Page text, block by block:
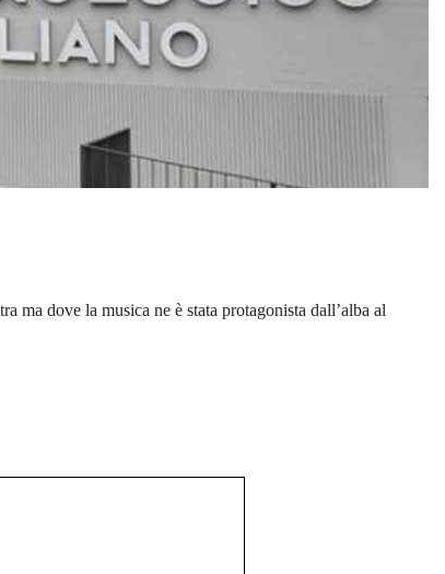
ma dove la musica ne è stata protagonista dall’alba al